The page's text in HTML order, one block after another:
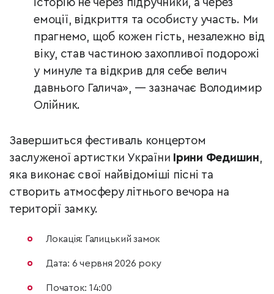
історію не через підручники, а через
емоції, відкриття та особисту участь. Ми
прагнемо, щоб кожен гість, незалежно від
віку, став частиною захопливої подорожі
у минуле та відкрив для себе велич
давнього Галича», — зазначає Володимир
Олійник.
Завершиться фестиваль концертом
заслуженої артистки України Ірини Федишин
яка виконає свої найвідоміші пісні та
створить атмосферу літнього вечора на
території замку.
Локація: Галицький замок
Дата: 6 червня 2026 року
Початок: 14:00